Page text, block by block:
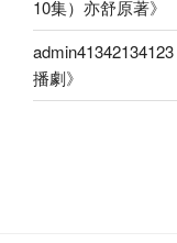
10集）亦舒原著》
admin41342134123
播劇》